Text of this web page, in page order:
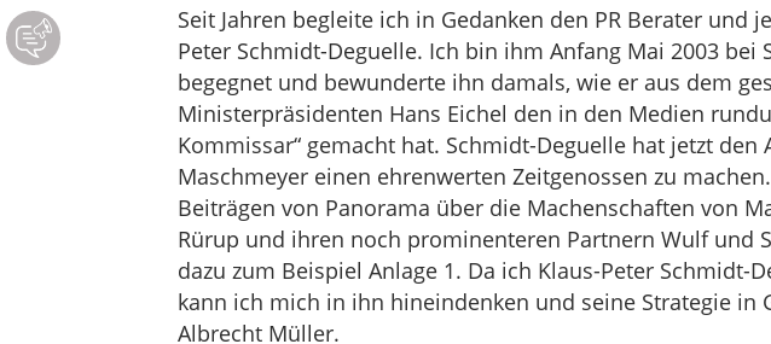
Seit Jahren begleite ich in Gedanken den PR Berater und
Peter Schmidt-Deguelle. Ich bin ihm Anfang Mai 2003 bei
begegnet und bewunderte ihn damals, wie er aus dem
Ministerpräsidenten Hans Eichel den in den Medien
Kommissar“ gemacht hat. Schmidt-Deguelle hat jetzt den
Maschmeyer einen ehrenwerten Zeitgenossen zu
Beiträgen von Panorama über die Machenschaften von
Rürup und ihren noch prominenteren Partnern Wulf und
dazu zum Beispiel Anlage 1. Da ich Klaus-Peter Schmidt-
kann ich mich in ihn hineindenken und seine Strategie in
Albrecht Müller.